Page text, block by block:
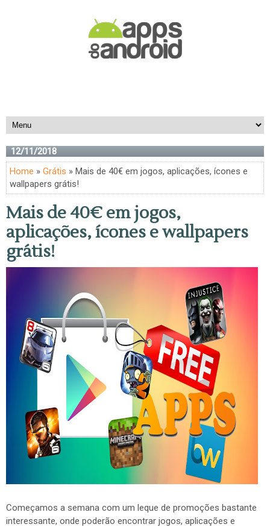
12/11/2018
Home » Grátis » Mais de 40€ em jogos, aplicações, ícones e
wallpapers grátis!
Mais de 40€ em jogos,
aplicações, ícones e wallpapers
grátis!
Começamos a semana com um leque de promoções bastante
interessante, onde poderão encontrar jogos, aplicações e